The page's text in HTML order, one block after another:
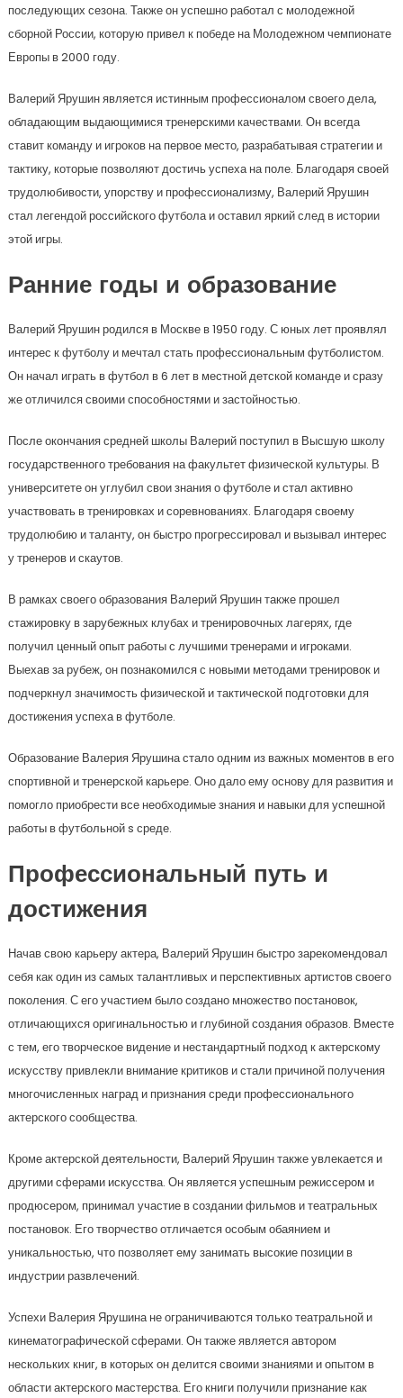
последующих сезона. Также он успешно работал с молодежной
сборной России, которую привел к победе на Молодежном чемпионате
Европы в 2000 году.
Валерий Ярушин является истинным профессионалом своего дела,
обладающим выдающимися тренерскими качествами. Он всегда
ставит команду и игроков на первое место, разрабатывая стратегии и
тактику, которые позволяют достичь успеха на поле. Благодаря своей
трудолюбивости, упорству и профессионализму, Валерий Ярушин
стал легендой российского футбола и оставил яркий след в истории
этой игры.
Ранние годы и образование
Валерий Ярушин родился в Москве в 1950 году. С юных лет проявлял
интерес к футболу и мечтал стать профессиональным футболистом.
Он начал играть в футбол в 6 лет в местной детской команде и сразу
же отличился своими способностями и застойностью.
После окончания средней школы Валерий поступил в Высшую школу
государственного требования на факультет физической культуры. В
университете он углубил свои знания о футболе и стал активно
участвовать в тренировках и соревнованиях. Благодаря своему
трудолюбию и таланту, он быстро прогрессировал и вызывал интерес
у тренеров и скаутов.
В рамках своего образования Валерий Ярушин также прошел
стажировку в зарубежных клубах и тренировочных лагерях, где
получил ценный опыт работы с лучшими тренерами и игроками.
Выехав за рубеж, он познакомился с новыми методами тренировок и
подчеркнул значимость физической и тактической подготовки для
достижения успеха в футболе.
Образование Валерия Ярушина стало одним из важных моментов в его
спортивной и тренерской карьере. Оно дало ему основу для развития и
помогло приобрести все необходимые знания и навыки для успешной
работы в футбольной s среде.
Профессиональный путь и
достижения
Начав свою карьеру актера, Валерий Ярушин быстро зарекомендовал
себя как один из самых талантливых и перспективных артистов своего
поколения. С его участием было создано множество постановок,
отличающихся оригинальностью и глубиной создания образов. Вместе
с тем, его творческое видение и нестандартный подход к актерскому
искусству привлекли внимание критиков и стали причиной получения
многочисленных наград и признания среди профессионального
актерского сообщества.
Кроме актерской деятельности, Валерий Ярушин также увлекается и
другими сферами искусства. Он является успешным режиссером и
продюсером, принимал участие в создании фильмов и театральных
постановок. Его творчество отличается особым обаянием и
уникальностью, что позволяет ему занимать высокие позиции в
индустрии развлечений.
Успехи Валерия Ярушина не ограничиваются только театральной и
кинематографической сферами. Он также является автором
нескольких книг, в которых он делится своими знаниями и опытом в
области актерского мастерства. Его книги получили признание как